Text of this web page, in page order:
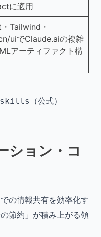
に適用
Tailwind・
uiでClaude.aiの複雑
アーティファクト構
skills （公式）
ョン・コ
の情報共有を効率化す
節約」が積み上がる領